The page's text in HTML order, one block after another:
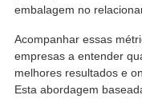
embalagem no
Acompanhar essas
empresas a entender
melhores resultados e
Esta abordagem